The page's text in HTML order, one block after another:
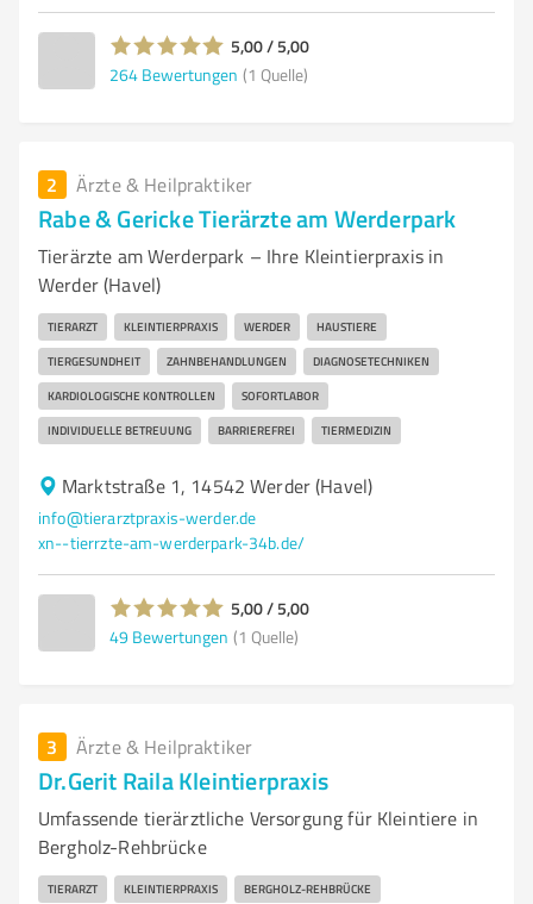
5,00 / 5,00
264 Bewertungen (1 Quelle)
2 Ärzte & Heilpraktiker
Rabe & Gericke Tierärzte am Werderpark
Tierärzte am Werderpark – Ihre Kleintierpraxis in
Werder (Havel)
TIERARZT KLEINTIERPRAXIS WERDER HAUSTIERE
TIERGESUNDHEIT ZAHNBEHANDLUNGEN DIAGNOSETECHNIKEN
KARDIOLOGISCHE KONTROLLEN SOFORTLABOR
INDIVIDUELLE BETREUUNG BARRIEREFREI TIERMEDIZIN
Marktstraße 1, 14542 Werder (Havel)
info@tierarztpraxis-werder.de
xn--tierrzte-am-werderpark-34b.de/
5,00 / 5,00
49 Bewertungen (1 Quelle)
3 Ärzte & Heilpraktiker
Dr.Gerit Raila Kleintierpraxis
Umfassende tierärztliche Versorgung für Kleintiere in
Bergholz-Rehbrücke
TIERARZT KLEINTIERPRAXIS BERGHOLZ-REHBRÜCKE